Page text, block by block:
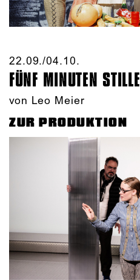
22.09./​04.10.​
FÜNF MINUTEN STILLE
von Leo Meier
ZUR PRODUKTION